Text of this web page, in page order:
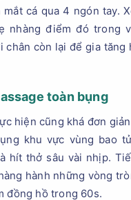
mắt cá qua 4 ngón tay.
nhàng điểm đó trong
chân còn lại để gia tăng
toàn bụng
hiện cũng khá đơn
khu vực vùng bao
hít thở sâu vài nhịp.
hành những vòng
đồng hồ trong 60s.